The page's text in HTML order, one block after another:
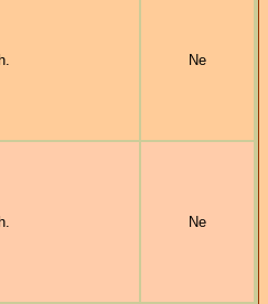
Ne
Ne